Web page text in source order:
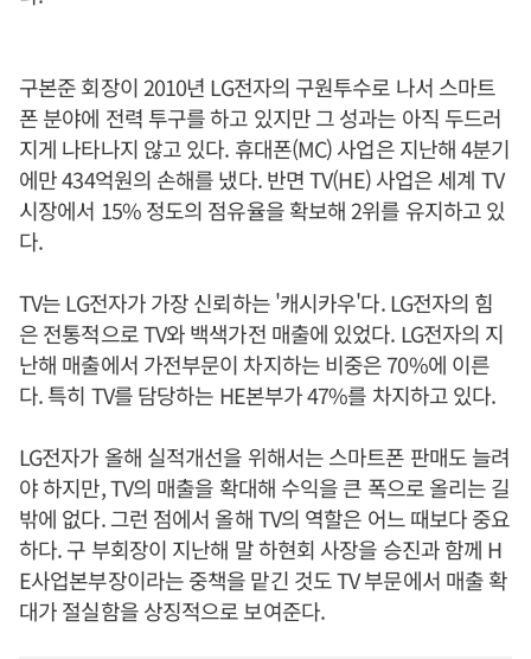
구본준 회장이 2010년 LG전자의 구원투수로 나서 스마트
폰 분야에 전력 투구를 하고 있지만 그 성과는 아직 두드러
지게 나타나지 않고 있다. 휴대폰(MC) 사업은 지난해 4분기
에만 434억원의 손해를 냈다. 반면 TV(HE) 사업은 세계 TV
시장에서 15% 정도의 점유율을 확보해 2위를 유지하고 있
다.
TV는 LG전자가 가장 신뢰하는 '캐시카우'다. LG전자의 힘
은 전통적으로 TV와 백색가전 매출에 있었다. LG전자의 지
난해 매출에서 가전부문이 차지하는 비중은 70%에 이른
다. 특히 TV를 담당하는 HE본부가 47%를 차지하고 있다.
LG전자가 올해 실적개선을 위해서는 스마트폰 판매도 늘려
야 하지만, TV의 매출을 확대해 수익을 큰 폭으로 올리는 길
밖에 없다. 그런 점에서 올해 TV의 역할은 어느 때보다 중요
하다. 구 부회장이 지난해 말 하현회 사장을 승진과 함께 H
E사업본부장이라는 중책을 맡긴 것도 TV 부문에서 매출 확
대가 절실함을 상징적으로 보여준다.